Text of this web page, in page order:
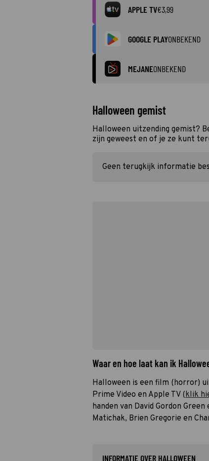
APPLE TV€3,99
GOOGLE PLAYONBEKEND
MEJANEONBEKEND
Halloween gemist
Halloween uitzending gemist?
zijn geweest en of je ze kunt
Geen terugkijk informatie
Waar en hoe laat kan ik
Halloween is een film (horror)
Prime Video en Apple TV (klik
handen van David Gordon
Matichak, Brien Gregorie en
INFORMATIE OVER HALLOWEEN